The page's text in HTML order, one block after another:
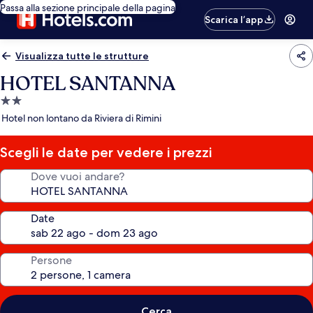
Passa alla sezione principale della pagina
Scarica l’app
Visualizza tutte le strutture
HOTEL SANTANNA
Struttura
a
stelle
Hotel non lontano da Riviera di Rimini
Scegli le date per vedere i prezzi
Dove vuoi andare?
Date
Persone